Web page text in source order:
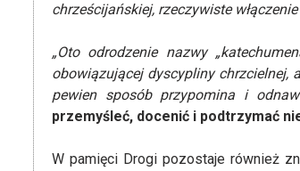
chrześcijańskiej, rzeczywiste
„Oto odrodzenie nazwy
obowiązującej dyscypliny chrzcielnej,
pewien sposób przypomina i
przemyśleć, docenić i podtrzymać
W pamięci Drogi pozostaje również